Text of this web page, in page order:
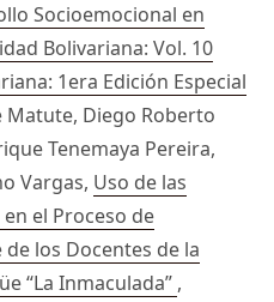
Socioemocional en
Bolivariana: Vol. 10
1era Edición Especial
Matute, Diego Roberto
Tenemaya Pereira,
Vargas, Uso de las
el Proceso de
los Docentes de la
“La Inmaculada” ,